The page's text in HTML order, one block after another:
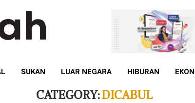
SUKAN LUAR NEGARA HIBURAN
CATEGORY:DICABUL